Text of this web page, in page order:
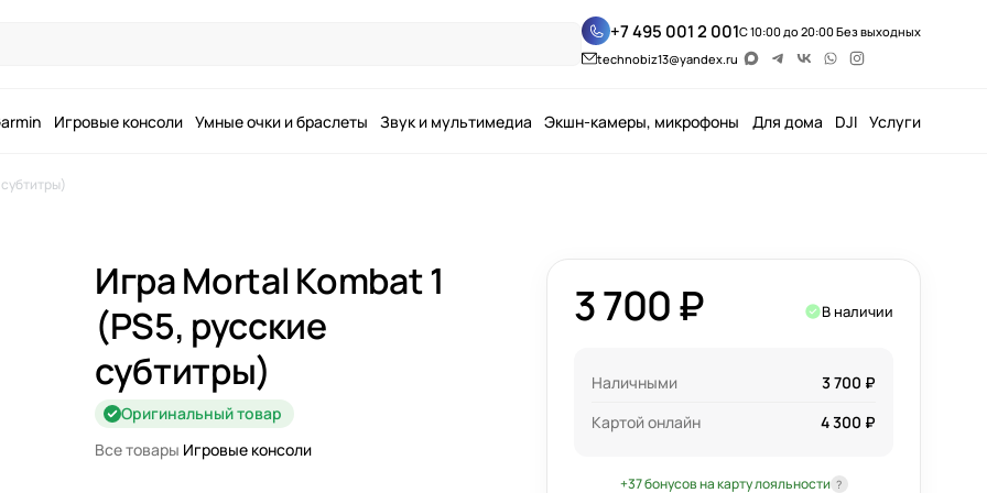
+7 495 001 2 001С 10:00 до 20:00 Без выходных
technobiz13@yandex.ru
Игровые консоли Умные очки и браслеты Звук и мультимедиа Экшн-камеры, микрофоны Для дома DJI Услуги
Игра Mortal Kombat 1
(PS5, русские
субтитры)
Оригинальный товар
Все товары Игровые консоли
3 700 ₽ В наличии
Наличными
3 700 ₽
Картой онлайн
4 300 ₽
+37 бонусов на карту лояльности ?